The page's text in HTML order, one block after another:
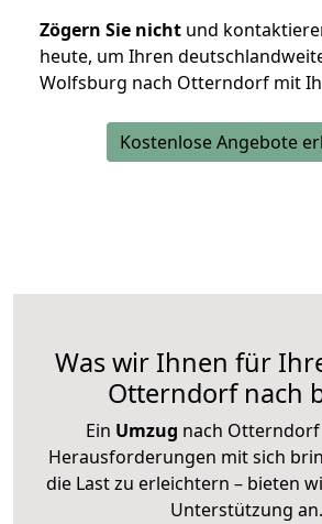
Zögern Sie nicht und
heute, um Ihren
Wolfsburg nach Otterndorf mit
Kostenlose Angebote
Was wir Ihnen für
Otterndorf nach
Ein Umzug nach
Herausforderungen mit sich
die Last zu erleichtern – bieten
Unterstützung an.